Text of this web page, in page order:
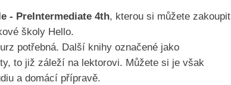
- PreIntermediate 4th, kterou si můžete zakoupit
školy Hello.
potřebná. Další knihy označené jako
to již záleží na lektorovi. Můžete si je však
a domácí přípravě.